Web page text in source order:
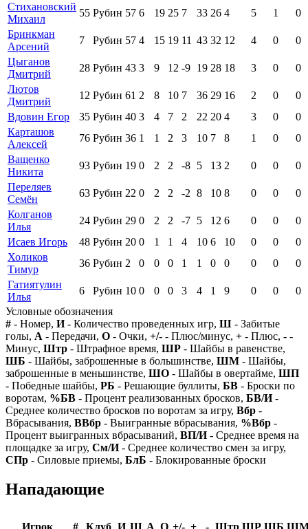
Стихановский
Михаил
55 Рубин 57 6 19 25 7 33 26 4 5 1
0
Бринкман
Арсений
7 Рубин 57 4 15 19 11 43 32 12 4 0
0
Цыганов
Дмитрий
28 Рубин 43 3 9 12 -9 19 28 18 3 0
0
Лютов
Дмитрий
12 Рубин 61 2 8 10 7 36 29 16 2 0
0
Вдовин Егор
35 Рубин 40 3 4 7 2 22 20 4 3 0
0
Карташов
Алексей
76 Рубин 36 1 1 2 3 10 7 8 1 0
0
Ващенко
Никита
93 Рубин 19 0 2 2 -8 5 13 2 0 0
0
Переляев
Семён
63 Рубин 22 0 2 2 -2 8 10 8 0 0
0
Колганов
Илья
24 Рубин 29 0 2 2 -7 5 12 6 0 0
0
Исаев Игорь
48 Рубин 20 0 1 1 4 10 6 10 0 0
0
Холиков
Тимур
36 Рубин 2 0 0 0 1 1 0 0 0 0
0
Гатиятулин
Илья
6 Рубин 10 0 0 0 3 4 1 9 0 0
0
Условные обозначения
# - Номер, И- Количество проведенных игр, Ш - Забитые
голы, А - Передачи, О - Очки, +/- - Плюс/минус, + - Плюс, - -
Минус, Штр - Штрафное время, ШР - Шайбы в равенстве,
ШБ - Шайбы, заброшенные в большинстве, ШМ - Шайбы,
заброшенные в меньшинстве, ШО - Шайбы в овертайме, ШП
- Победные шайбы, РБ - Решающие буллиты, БВ - Броски по
воротам, %БВ - Процент реализованных бросков, БВ/И-
Среднее количество бросков по воротам за игру, Вбр -
Вбрасывания, ВВбр - Выигранные вбрасывания, %Вбр -
Процент выигранных вбрасываний, ВП/И- Среднее время на
площадке за игру, См/И- Среднее количество смен за игру,
СПр - Силовые приемы, БлБ - Блокированные броски
Нападающие